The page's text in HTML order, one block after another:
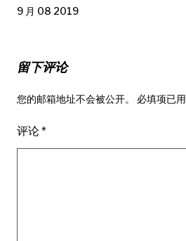
9 月 08 2019
留下评论
您的邮箱地址不会被公开。 必填项已用
评论*